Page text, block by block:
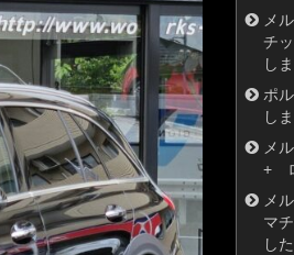
メ
チ
し
ポ
し
メ
+
メ
マ
した